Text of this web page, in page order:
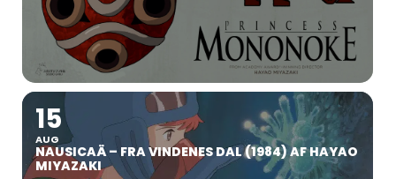
15
AUG
NAUSICAÄ – FRA VINDENES DAL (1984) AF HAYAO
MIYAZAKI